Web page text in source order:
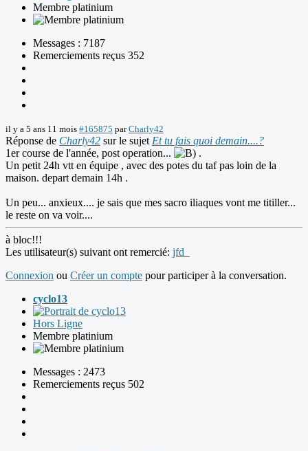
Membre platinium
Messages : 7187
Remerciements reçus 352
il y a 5 ans 11 mois #165875 parCharly42
Réponse de Charly42 sur le sujet Et tu fais quoi demain....?
1er course de l'année, post operation...
.
Un petit 24h vtt en équipe , avec des potes du taf pas loin de la
maison. depart demain 14h .
Un peu... anxieux.... je sais que mes sacro iliaques vont me titiller...
le reste on va voir....
à bloc!!!
Les utilisateur(s) suivant ont remercié: jfd_
Connexion ou Créer un compte pour participer à la conversation.
cyclo13
Hors Ligne
Membre platinium
Messages : 2473
Remerciements reçus 502